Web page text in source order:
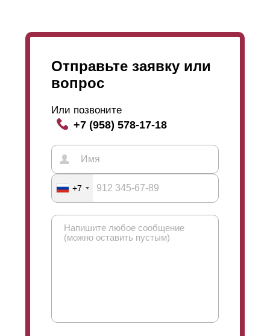
порошковом окрашивании доступно множество
Отправьте заявку или
вопрос
Или позвоните
+7 (958) 578-17-18
+7